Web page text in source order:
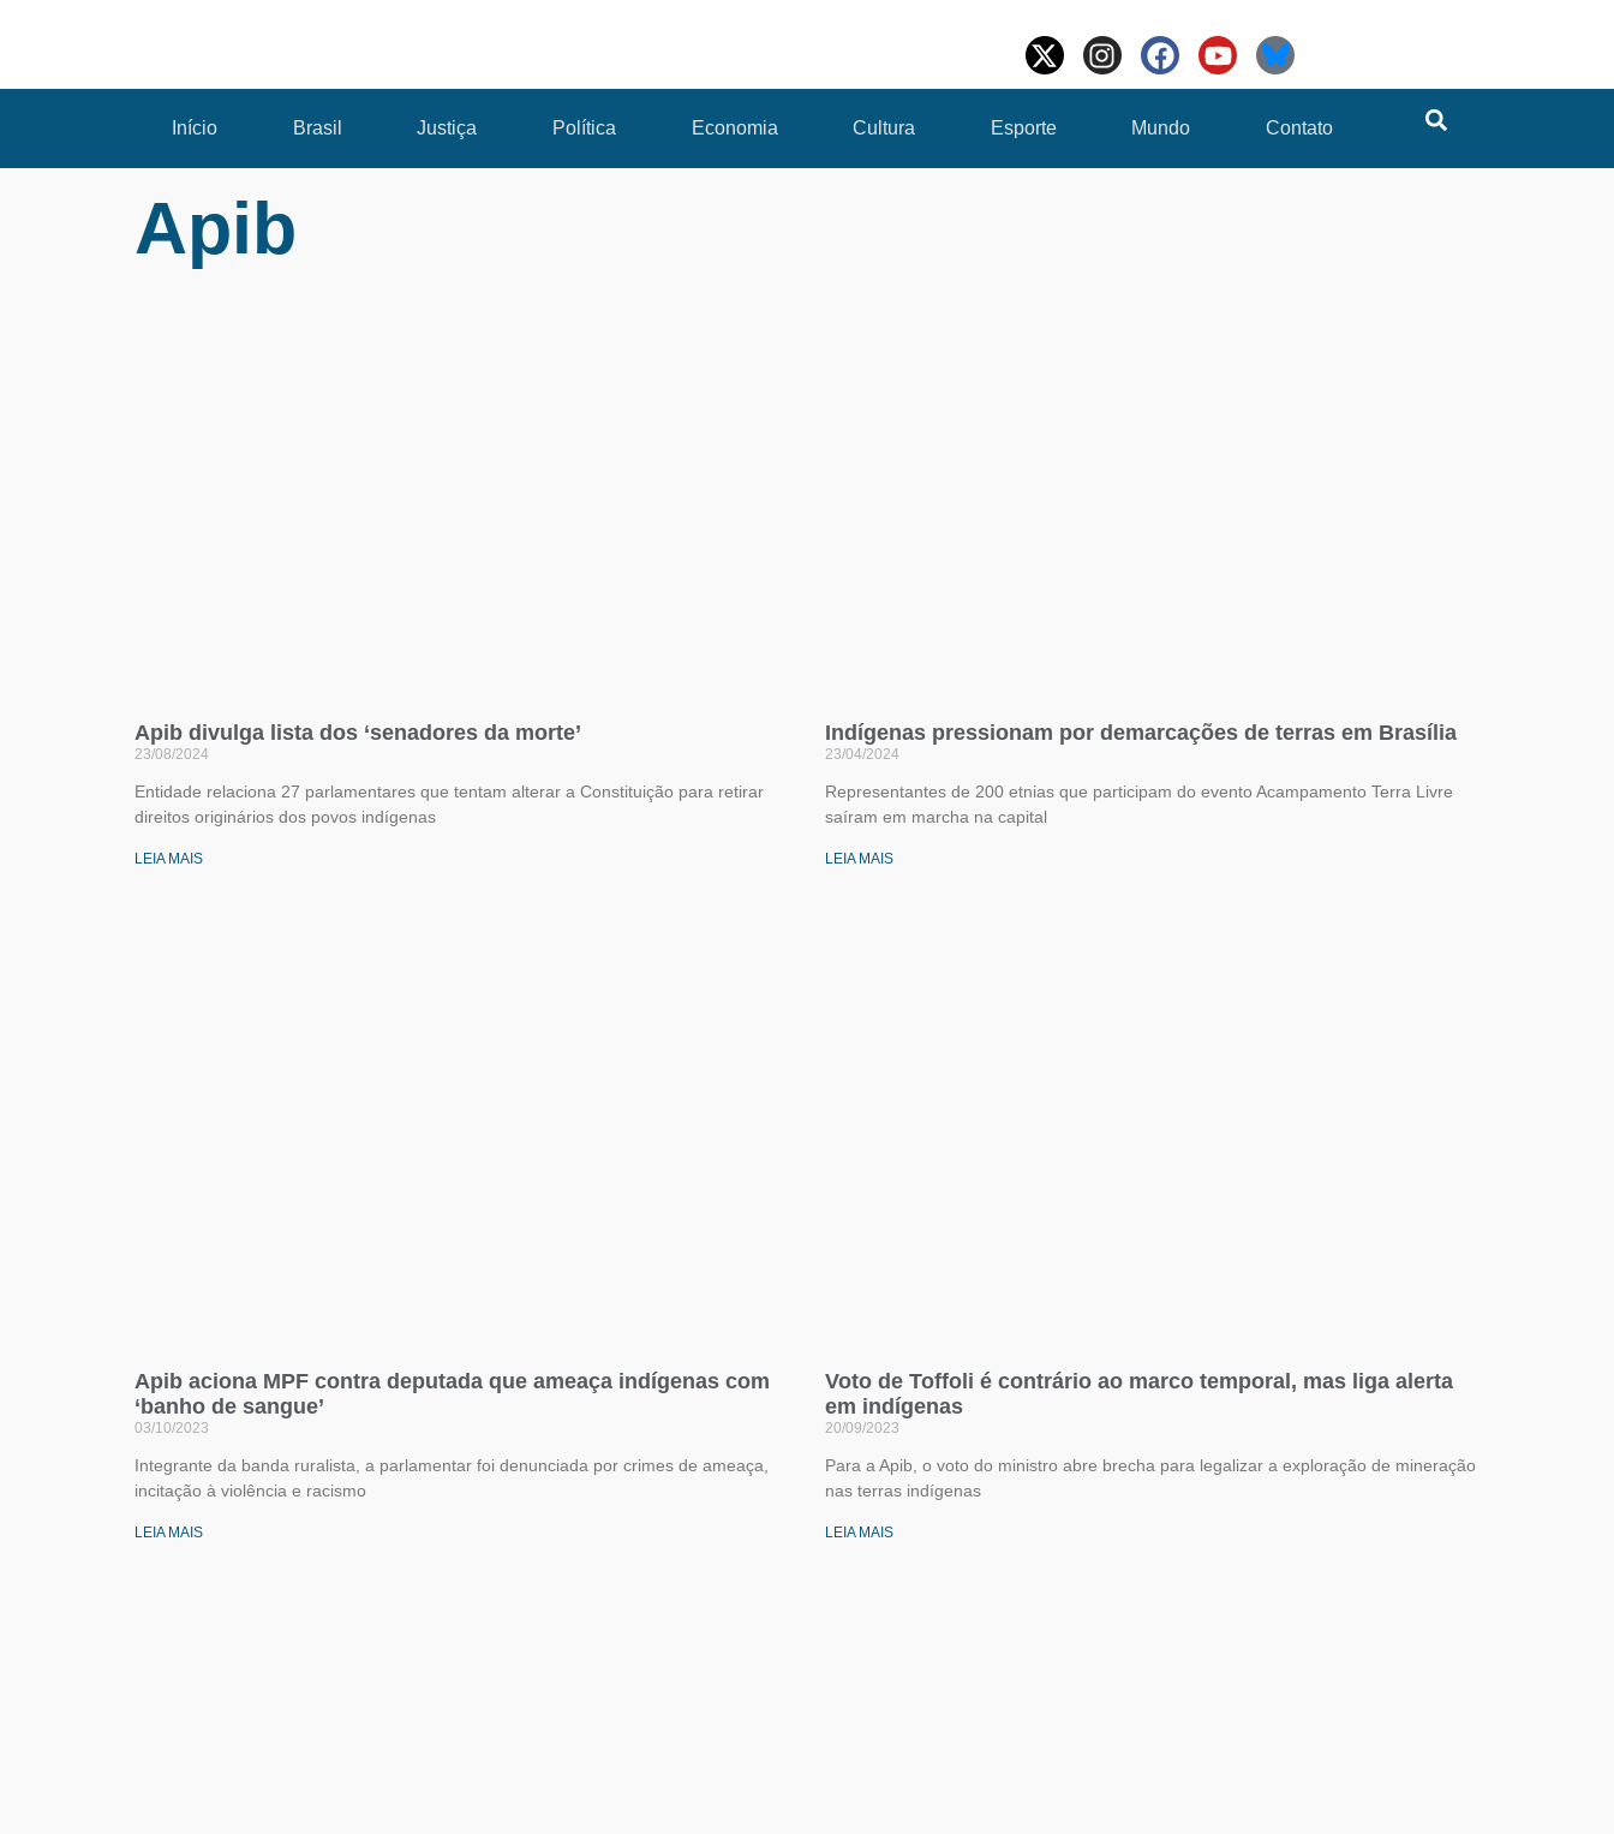
Início Brasil Justiça Política Economia Cultura Esporte Mundo Contato
Apib
Apib divulga lista dos ‘senadores da morte’
23/08/2024
Entidade relaciona 27 parlamentares que tentam alterar a Constituição para retirar
direitos originários dos povos indígenas
LEIA MAIS
Indígenas pressionam por demarcações de terras em Brasília
23/04/2024
Representantes de 200 etnias que participam do evento Acampamento Terra Livre
saíram em marcha na capital
LEIA MAIS
Apib aciona MPF contra deputada que ameaça indígenas com
‘banho de sangue’
03/10/2023
Integrante da banda ruralista, a parlamentar foi denunciada por crimes de ameaça,
incitação à violência e racismo
LEIA MAIS
Voto de Toffoli é contrário ao marco temporal, mas liga alerta
em indígenas
20/09/2023
Para a Apib, o voto do ministro abre brecha para legalizar a exploração de mineração
nas terras indígenas
LEIA MAIS